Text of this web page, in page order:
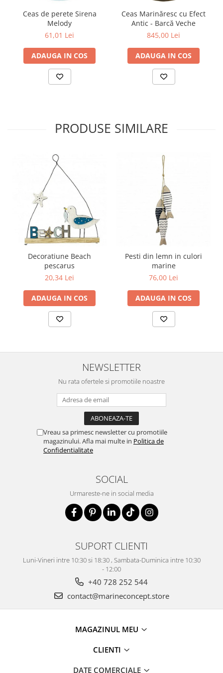
Ceas de perete Sirena
Melody
61,01 Lei
ADAUGA IN COS
Ceas Marinăresc cu Efect
Antic - Barcă Veche
845,00 Lei
ADAUGA IN COS
PRODUSE SIMILARE
Decoratiune Beach
pescarus
20,34 Lei
ADAUGA IN COS
Pesti din lemn in culori
marine
76,00 Lei
ADAUGA IN COS
NEWSLETTER
Nu rata ofertele si promotiile noastre
Vreau sa primesc newsletter cu promotiile
magazinului. Afla mai multe in Politica de
Confidentialitate
SOCIAL
Urmareste-ne in social media
SUPORT CLIENTI
Luni-Vineri intre 10:30 si 18:30 , Sambata-Duminica intre 10:30
- 12:00
+40 728 252 544
contact@marineconcept.store
MAGAZINUL MEU
CLIENTI
DATE COMERCIALE